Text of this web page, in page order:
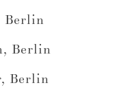
Berlin
Berlin
Berlin